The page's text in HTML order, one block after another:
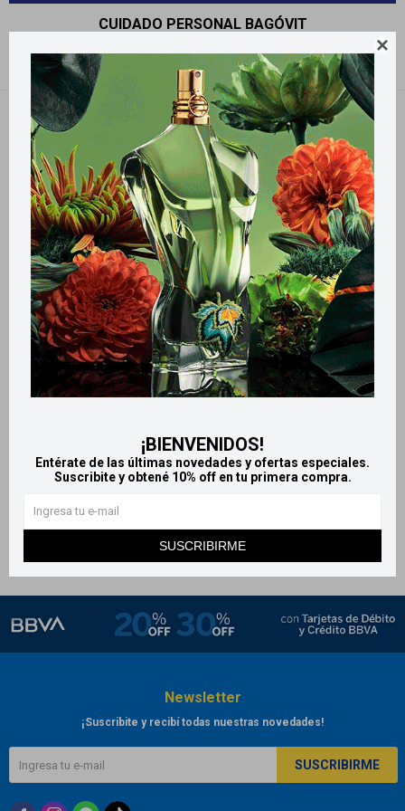

¡BIENVENIDOS!
Entérate de las últimas novedades y ofertas especiales.
Suscribite y obtené 10% off en tu primera compra.
SUSCRIBIRME
CUIDADO PERSONAL BAGÓVIT
Recomendados
Filtrando por:
LlegaHOY
LlegaHOY
FPS30 200 ml
$ 859 $ 1.431
LlegaHOY
Llega HOY
Protección Solar Fps 50
200ml
943 1.576
Newsletter
¡Suscribite y recibí todas nuestras novedades!
SUSCRIBIRME